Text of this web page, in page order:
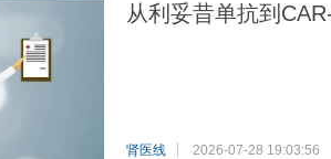
从利妥昔单抗到
肾医线 2026-07-28 19:03:56